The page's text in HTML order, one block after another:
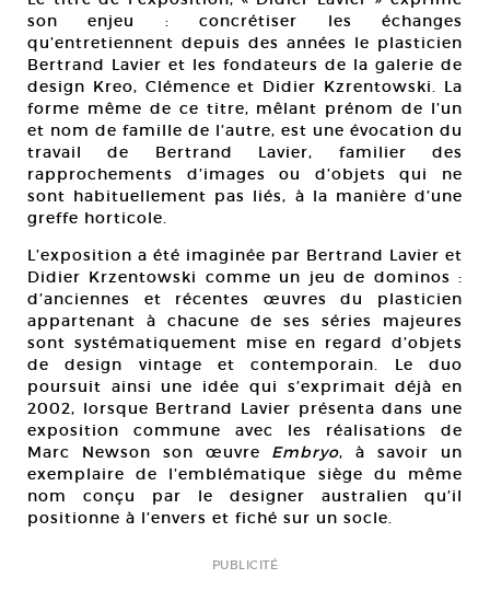
son enjeu : concrétiser les échanges
qu’entretiennent depuis des années le plasticien
Bertrand Lavier et les fondateurs de la galerie de
design Kreo, Clémence et Didier Kzrentowski. La
forme même de ce titre, mêlant prénom de l’un
et nom de famille de l’autre, est une évocation du
travail de Bertrand Lavier, familier des
rapprochements d’images ou d’objets qui ne
sont habituellement pas liés, à la manière d’une
greffe horticole.
L’exposition a été imaginée par Bertrand Lavier et
Didier Krzentowski comme un jeu de dominos :
d’anciennes et récentes œuvres du plasticien
appartenant à chacune de ses séries majeures
sont systématiquement mise en regard d’objets
de design vintage et contemporain. Le duo
poursuit ainsi une idée qui s’exprimait déjà en
2002, lorsque Bertrand Lavier présenta dans une
exposition commune avec les réalisations de
Marc Newson son œuvre Embryo, à savoir un
exemplaire de l’emblématique siège du même
nom conçu par le designer australien qu’il
positionne à l’envers et fiché sur un socle.
PUBLICITÉ